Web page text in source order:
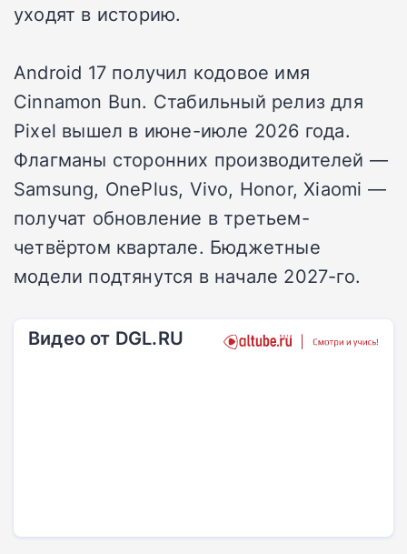
уходят в историю.
Android 17 получил кодовое имя
Cinnamon Bun. Стабильный релиз для
Pixel вышел в июне-июле 2026 года.
Флагманы сторонних производителей —
Samsung, OnePlus, Vivo, Honor, Xiaomi —
получат обновление в третьем-
четвёртом квартале. Бюджетные
модели подтянутся в начале 2027-го.
Видео от DGL.RU